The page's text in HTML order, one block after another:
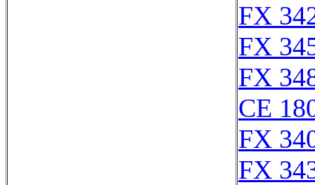
FX
FX
FX
CE
FX
FX